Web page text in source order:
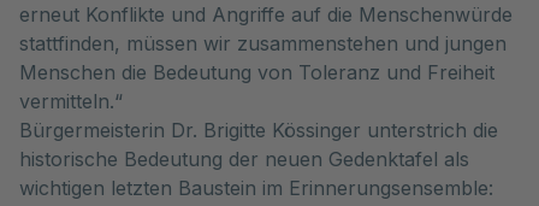
erneut Konflikte und Angriffe auf die Menschenwürde
stattfinden, müssen wir zusammenstehen und jungen
Menschen die Bedeutung von Toleranz und Freiheit
vermitteln.“
Bürgermeisterin Dr. Brigitte Kössinger unterstrich die
historische Bedeutung der neuen Gedenktafel als
wichtigen letzten Baustein im Erinnerungsensemble: